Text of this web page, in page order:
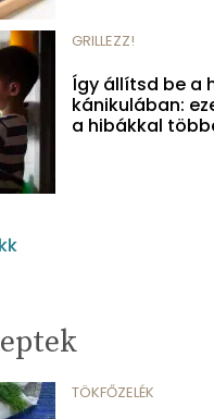
GRILLEZZ!
Így állítsd be a
kánikulában:
a hibákkal
TÖKFŐZELÉK